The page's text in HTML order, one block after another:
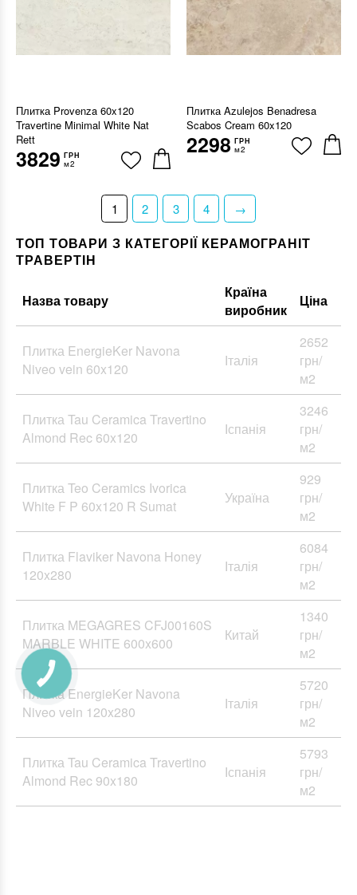
Плитка Provenza 60x120
Travertine Minimal White Nat
Rett
3829 ГРН
м2
Плитка Azulejos Benadresa
Scabos Cream 60x120
2298 ГРН
м2
1 2 3 4 →
ТОП ТОВАРИ З КАТЕГОРІЇ КЕРАМОГРАНІТ
ТРАВЕРТІН
Назва товару
Країна
виробник
Ціна
Плитка EnergieKer Navona
Niveo vein 60x120
Італія
2652
грн/
м2
Плитка Tau Ceramica Travertino
Almond Rec 60x120
Іспанія
3246
грн/
м2
Плитка Teo Ceramics Ivorica
White F P 60x120 R Sumat
Україна
929
грн/
м2
Плитка Flaviker Navona Honey
120x280
Італія
6084
грн/
м2
Плитка MEGAGRES CFJ00160S
MARBLE WHITE 600x600
Китай
1340
грн/
м2
Плитка EnergieKer Navona
Niveo vein 120x280
Італія
5720
грн/
м2
Плитка Tau Ceramica Travertino
Almond Rec 90x180
Іспанія
5793
грн/
м2